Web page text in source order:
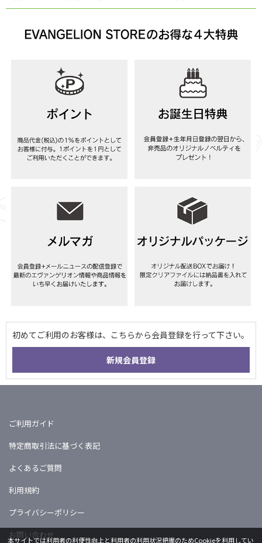
ご利用ガイド
特定商取引法に基づく表記
よくあるご質問
利用規約
プライバシーポリシー
お問い合わせ
本サイトでは利用者の利便性向上と利用者の利用状況把握のためCookieを利用してい